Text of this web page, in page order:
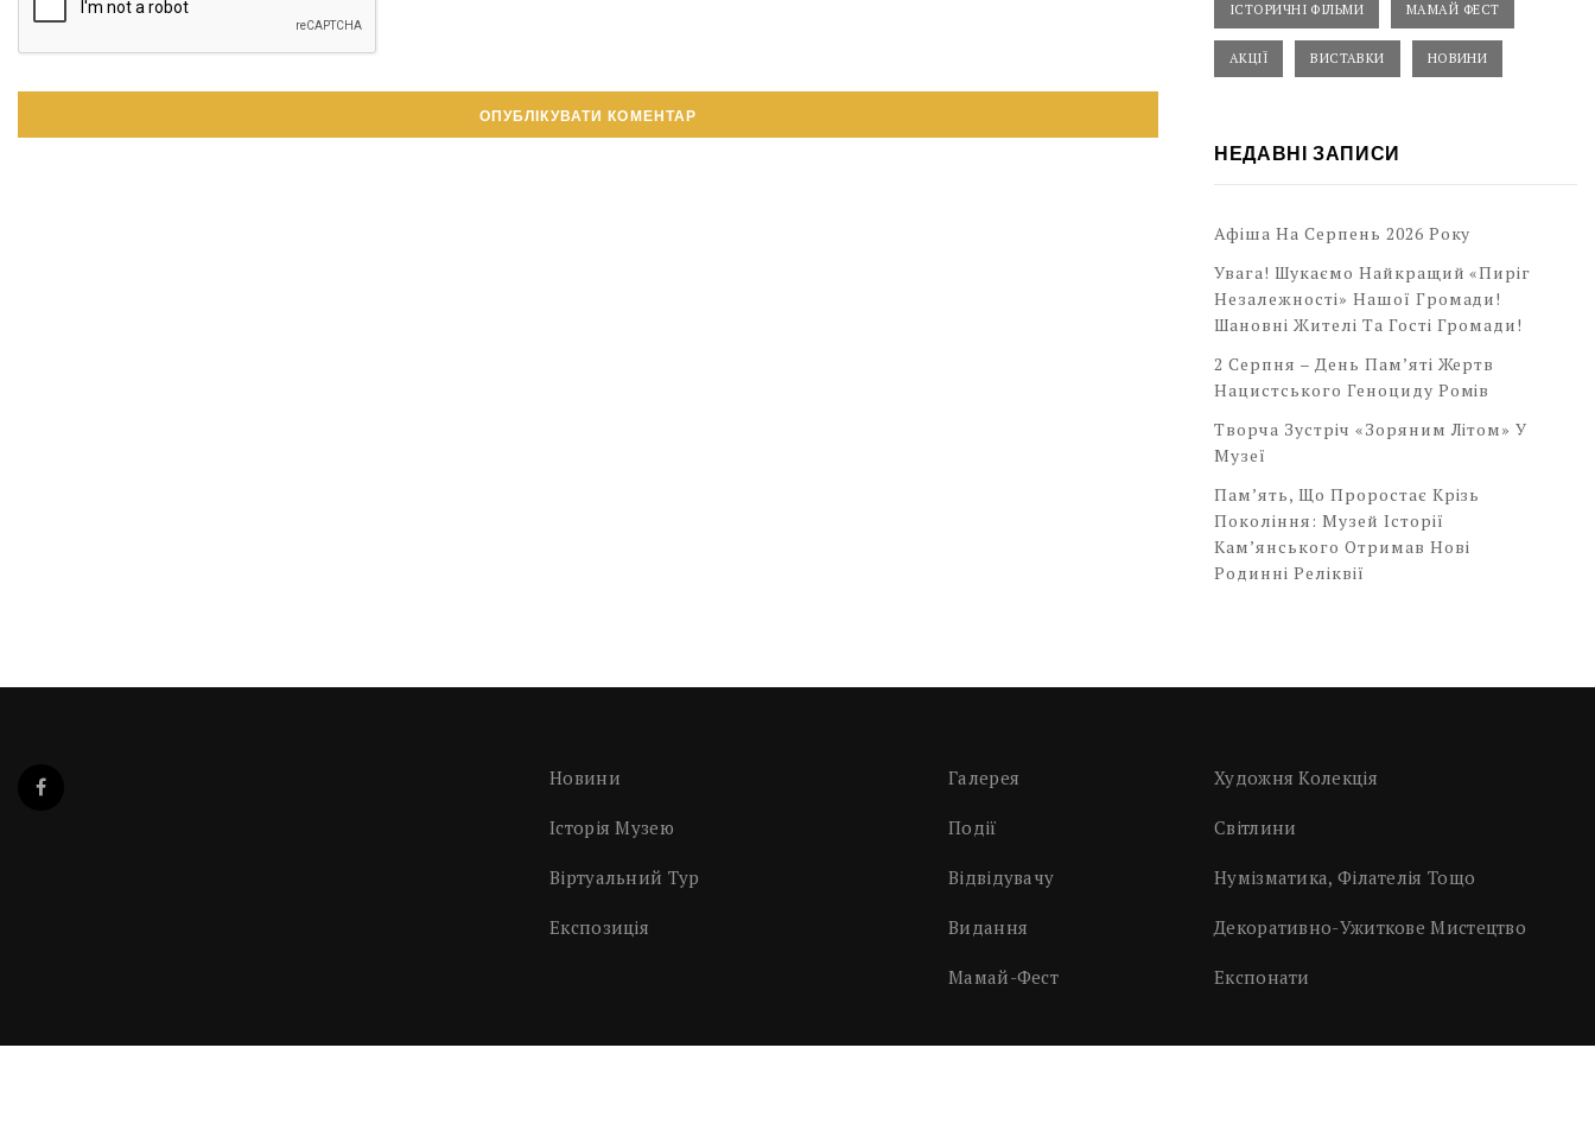
ІСТОРИЧНІ ФІЛЬМИ МАМАЙ ФЕСТ
АКЦІЇ ВИСТАВКИ НОВИНИ
НЕДАВНІ ЗАПИСИ
Афіша На Серпень 2026 Року
Увага! Шукаємо Найкращий «Пиріг
Незалежності» Нашої Громади!
Шановні Жителі Та Гості Громади!
2 Серпня – День Пам’яті Жертв
Нацистського Геноциду Ромів
Творча Зустріч «Зоряним Літом» У
Музеї
Пам’ять, Що Проростає Крізь
Покоління: Музей Історії
Кам’янського Отримав Нові
Родинні Реліквії
Новини
Історія Музею
Віртуальний Тур
Експозиція
Галерея
Події
Відвідувачу
Видання
Мамай-Фест
Художня Колекція
Світлини
Нумізматика, Філателія Тощо
Декоративно-Ужиткове Мистецтво
Експонати